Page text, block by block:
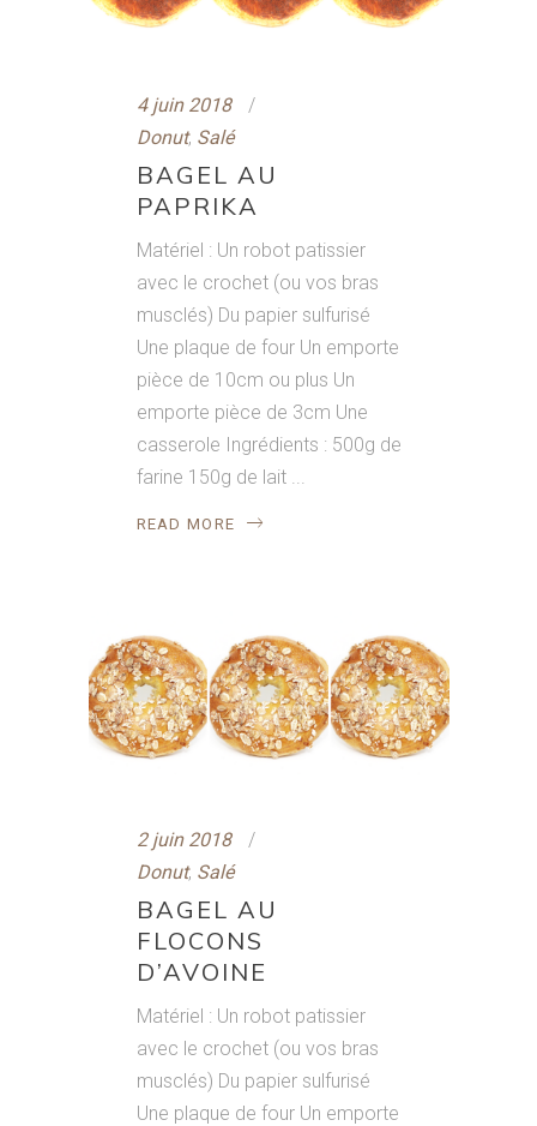
4 juin 2018
Donut, Salé
BAGEL AU
PAPRIKA
Matériel : Un robot patissier
avec le crochet (ou vos bras
musclés) Du papier sulfurisé
Une plaque de four Un emporte
pièce de 10cm ou plus Un
emporte pièce de 3cm Une
casserole Ingrédients : 500g de
farine 150g de lait
READ MORE
2 juin 2018
Donut, Salé
BAGEL AU
FLOCONS
D’AVOINE
Matériel : Un robot patissier
avec le crochet (ou vos bras
musclés) Du papier sulfurisé
Une plaque de four Un emporte